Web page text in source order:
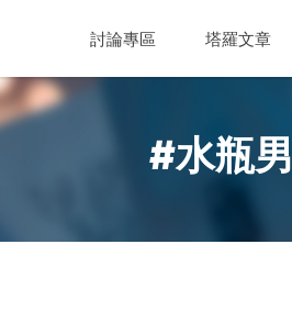
討論專區 塔羅文章
#水瓶男